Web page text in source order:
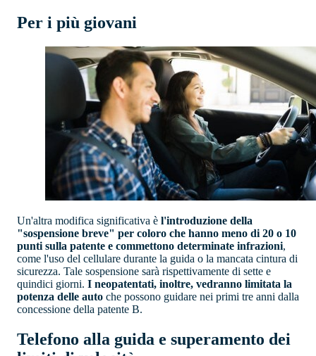
Per i più giovani
Un'altra modifica significativa è l'introduzione della
"sospensione breve" per coloro che hanno meno di 20 o 10
punti sulla patente e commettono determinate infrazioni,
come l'uso del cellulare durante la guida o la mancata cintura di
sicurezza. Tale sospensione sarà rispettivamente di sette e
quindici giorni. I neopatentati, inoltre, vedranno limitata la
potenza delle auto che possono guidare nei primi tre anni dalla
concessione della patente B.
Telefono alla guida e superamento dei